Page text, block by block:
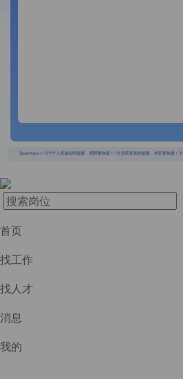
{{usertype=='2'?'个人投递实时提醒，招聘更快捷！':'企业回复实时提醒，求职更快捷！'}}
首页
找工作
找人才
消息
我的